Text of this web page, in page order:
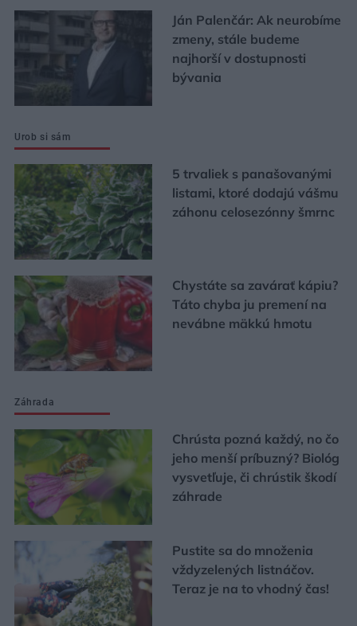
Ján Palenčár: Ak neurobíme
zmeny, stále budeme
najhorší v dostupnosti
bývania
Urob si sám
5 trvaliek s panašovanými
listami, ktoré dodajú vášmu
záhonu celosezónny šmrnc
Chystáte sa zavárať kápiu?
Táto chyba ju premení na
nevábne mäkkú hmotu
Záhrada
Chrústa pozná každý, no čo
jeho menší príbuzný? Biológ
vysvetľuje, či chrústik škodí
záhrade
Pustite sa do množenia
vždyzelených listnáčov.
Teraz je na to vhodný čas!